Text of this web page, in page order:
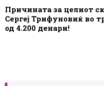
Причината за целиот
Сергеј Трифуновиќ во
од 4.200 денари!